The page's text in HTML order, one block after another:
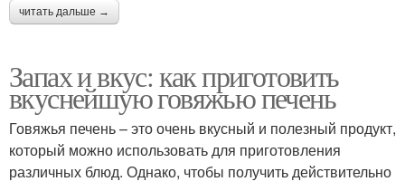
читать дальше →
Запах и вкус: как приготовить
вкуснейшую говяжью печень
Говяжья печень – это очень вкусный и полезный продукт,
который можно использовать для приготовления
различных блюд. Однако, чтобы получить действительно